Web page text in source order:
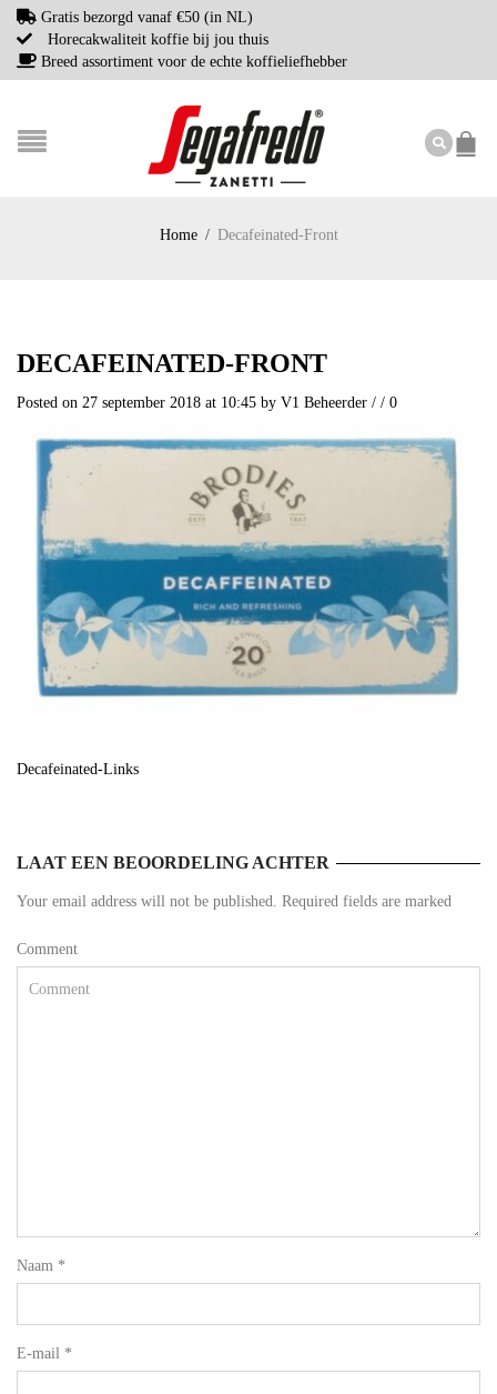
Gratis bezorgd vanaf €50 (in NL)
Horecakwaliteit koffie bij jou thuis
Breed assortiment voor de echte koffieliefhebber
Home / Decafeinated-Front
DECAFEINATED-FRONT
Posted on 27 september 2018 at 10:45 by V1 Beheerder / / 0
Decafeinated-Links
LAAT EEN BEOORDELING ACHTER
Your email address will not be published. Required fields are marked
Comment
Naam *
E-mail *